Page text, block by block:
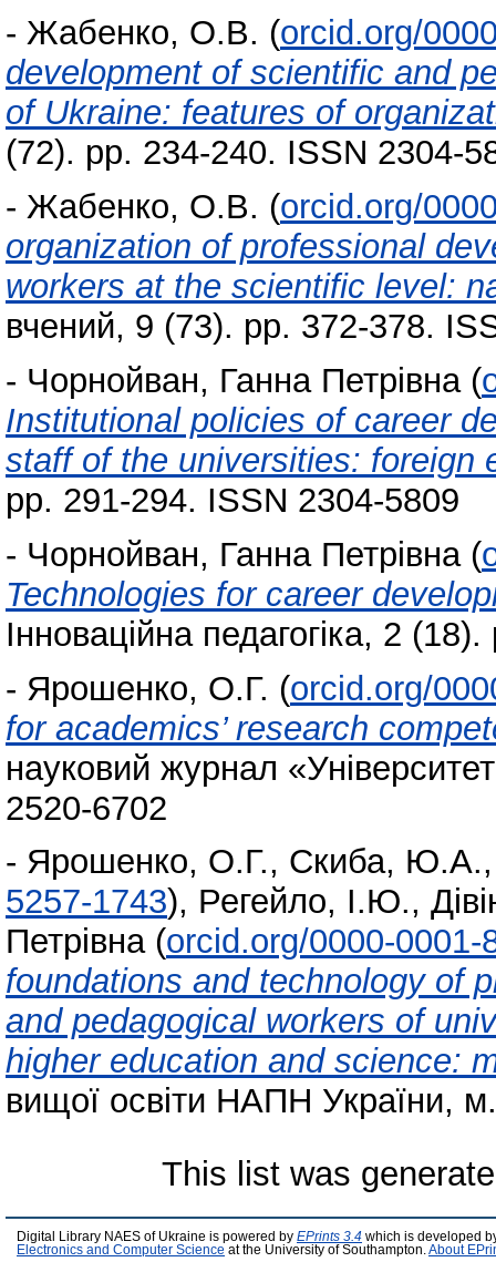
- Жабенко, О.В. (orcid.org/
development of scientific and
of Ukraine: features of
(72). pp. 234-240. ISSN 2304-
- Жабенко, О.В. (orcid.org/
organization of professional
workers at the scientific level:
вчений, 9 (73). pp. 372-378.
- Чорнойван, Ганна Петрівна (
Institutional policies of career
staff of the universities: foreign
pp. 291-294. ISSN 2304-5809
- Чорнойван, Ганна Петрівна (
Technologies for career
Інноваційна педагогіка, 2
- Ярошенко, О.Г. (orcid.org/
for academics’ research
науковий журнал
2520-6702
- Ярошенко, О.Г., Скиба, Ю.А.
5257-1743), Регейло, І.Ю.,
Петрівна (orcid.org/0000-0001-
foundations and technology of
and pedagogical workers of
higher education and science:
вищої освіти НАПН України,
This list was
Digital Library NAES of Ukraine is powered by EPrints 3.4 which is developed
Electronics and Computer Science at the University of Southampton. About